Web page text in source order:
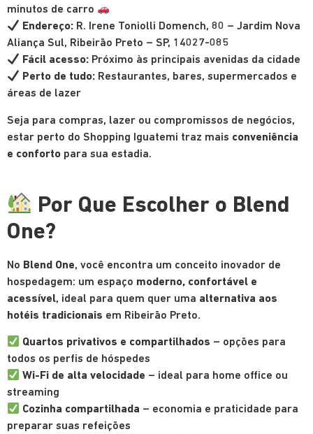
minutos de carro
Endereço: R. Irene Toniolli Domench, 80 – Jardim Nova
Aliança Sul, Ribeirão Preto – SP, 14027-085
Fácil acesso: Próximo às principais avenidas da cidade
Perto de tudo: Restaurantes, bares, supermercados e
áreas de lazer
Seja para compras, lazer ou compromissos de negócios,
estar perto do Shopping Iguatemi traz mais conveniência
e conforto para sua estadia.
Por Que Escolher o Blend
One?
No Blend One, você encontra um conceito inovador de
hospedagem: um espaço moderno, confortável e
acessível, ideal para quem quer uma alternativa aos
hotéis tradicionais em Ribeirão Preto.
Quartos privativos e compartilhados – opções para
todos os perfis de hóspedes
Wi-Fi de alta velocidade – ideal para home office ou
streaming
Cozinha compartilhada – economia e praticidade para
preparar suas refeições